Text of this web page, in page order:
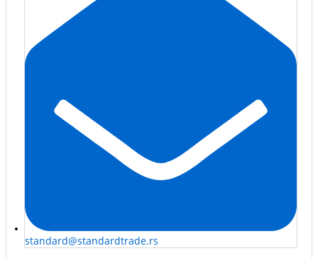
standard@standardtrade.rs